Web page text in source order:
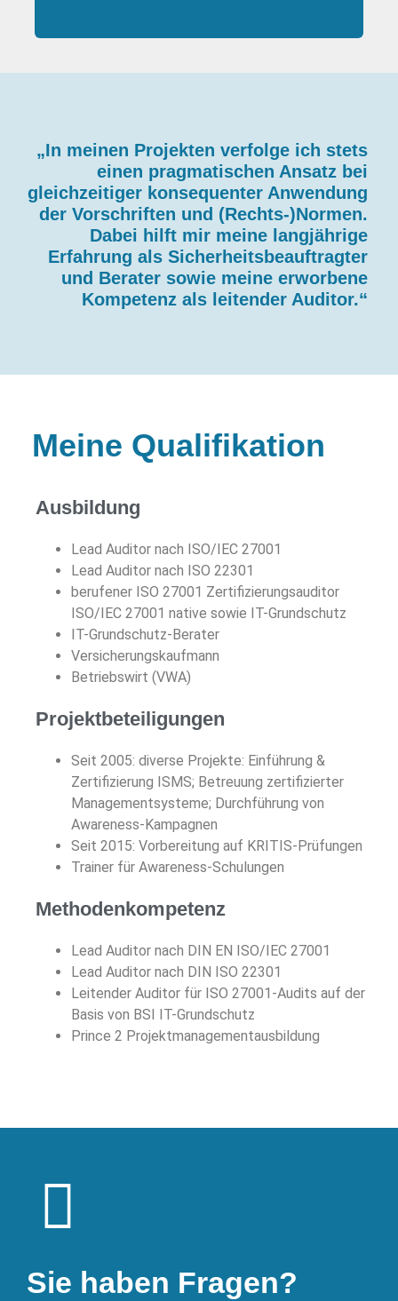
„In meinen Projekten verfolge ich stets
einen pragmatischen Ansatz bei
gleichzeitiger konsequenter Anwendung
der Vorschriften und (Rechts-)Normen.
Dabei hilft mir meine langjährige
Erfahrung als Sicherheitsbeauftragter
und Berater sowie meine erworbene
Kompetenz als leitender Auditor.“
Meine Qualifikation
Ausbildung
Lead Auditor nach ISO/IEC 27001
Lead Auditor nach ISO 22301
berufener ISO 27001 Zertifizierungsauditor
ISO/IEC 27001 native sowie IT-Grundschutz
IT-Grundschutz-Berater
Versicherungskaufmann
Betriebswirt (VWA)
Projektbeteiligungen
Seit 2005: diverse Projekte: Einführung &
Zertifizierung ISMS; Betreuung zertifizierter
Managementsysteme; Durchführung von
Awareness-Kampagnen
Seit 2015: Vorbereitung auf KRITIS-Prüfungen
Trainer für Awareness-Schulungen
Methodenkompetenz
Lead Auditor nach DIN EN ISO/IEC 27001
Lead Auditor nach DIN ISO 22301
Leitender Auditor für ISO 27001-Audits auf der
Basis von BSI IT-Grundschutz
Prince 2 Projektmanagementausbildung
Sie haben Fragen?